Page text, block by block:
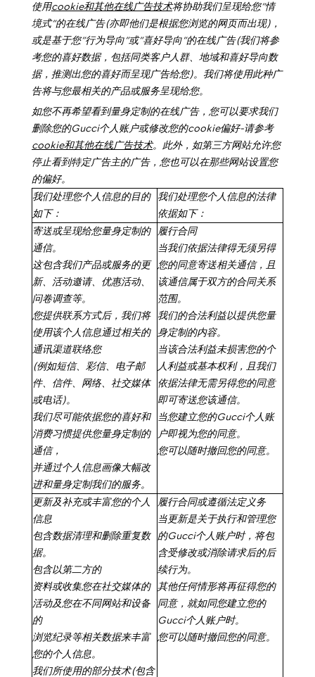
使用cookie和其他在线广告技术将协助我们呈现给您”情
境式”的在线广告(亦即他们是根据您浏览的网页而出现)，
或是基于您”行为导向”或”喜好导向”的在线广告(我们将参
考您的喜好数据，包括同类客户人群、地域和喜好导向数
据，推测出您的喜好而呈现广告给您)。我们将使用此种广
告将与您最相关的产品或服务呈现给您。
如您不再希望看到量身定制的在线广告，您可以要求我们
删除您的Gucci个人账户或修改您的cookie偏好-请参考
cookie和其他在线广告技术。此外，如第三方网站允许您
停止看到特定广告主的广告，您也可以在那些网站设置您
的偏好。
我们处理您个人信息的目的
如下：
我们处理您个人信息的法律
依据如下：
寄送或呈现给您量身定制的
通信。
这包含我们产品或服务的更
新、活动邀请、优惠活动、
问卷调查等。
您提供联系方式后，我们将
使用该个人信息通过相关的
通讯渠道联络您
(例如短信、彩信、电子邮
件、信件、网络、社交媒体
或电话)。
我们尽可能依据您的喜好和
消费习惯提供您量身定制的
通信，
并通过个人信息画像大幅改
进和量身定制我们的服务。
履行合同
当我们依据法律得无须另得
您的同意寄送相关通信，且
该通信属于双方的合同关系
范围。
我们的合法利益以提供您量
身定制的内容。
当该合法利益未损害您的个
人利益或基本权利，且我们
依据法律无需另得您的同意
即可寄送您该通信。
当您建立您的Gucci个人账
户即视为您的同意。
您可以随时撤回您的同意。
更新及补充或丰富您的个人
信息
包含数据清理和删除重复数
据。
包含以第二方的
资料或收集您在社交媒体的
活动及您在不同网站和设备
的
浏览纪录等相关数据来丰富
您的个人信息。
我们所使用的部分技术(包含
履行合同或遵循法定义务
当更新是关于执行和管理您
的Gucci个人账户时，将包
含受修改或消除请求后的后
续行为。
其他任何情形将再征得您的
同意，就如同您建立您的
Gucci个人账户时。
您可以随时撤回您的同意。